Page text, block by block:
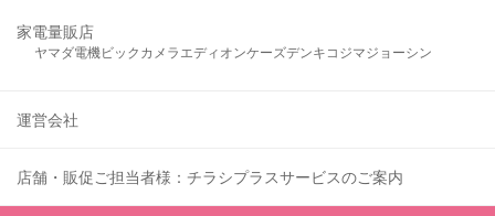
家電量販店
ヤマダ電機ビックカメラ エディオンケーズデンキ コジマジョーシン
運営会社
店舗・販促ご担当者様：チラシプラスサービスのご案内